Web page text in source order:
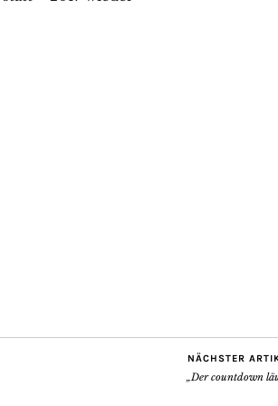
NÄCHSTER
„Der countdown